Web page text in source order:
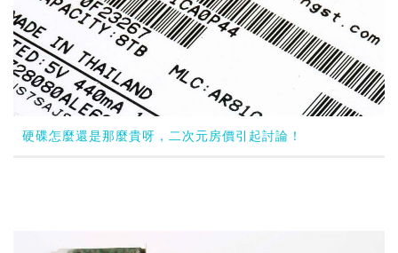
硬碟怎麼還是那麼貴呀，二次元房價引起討論！